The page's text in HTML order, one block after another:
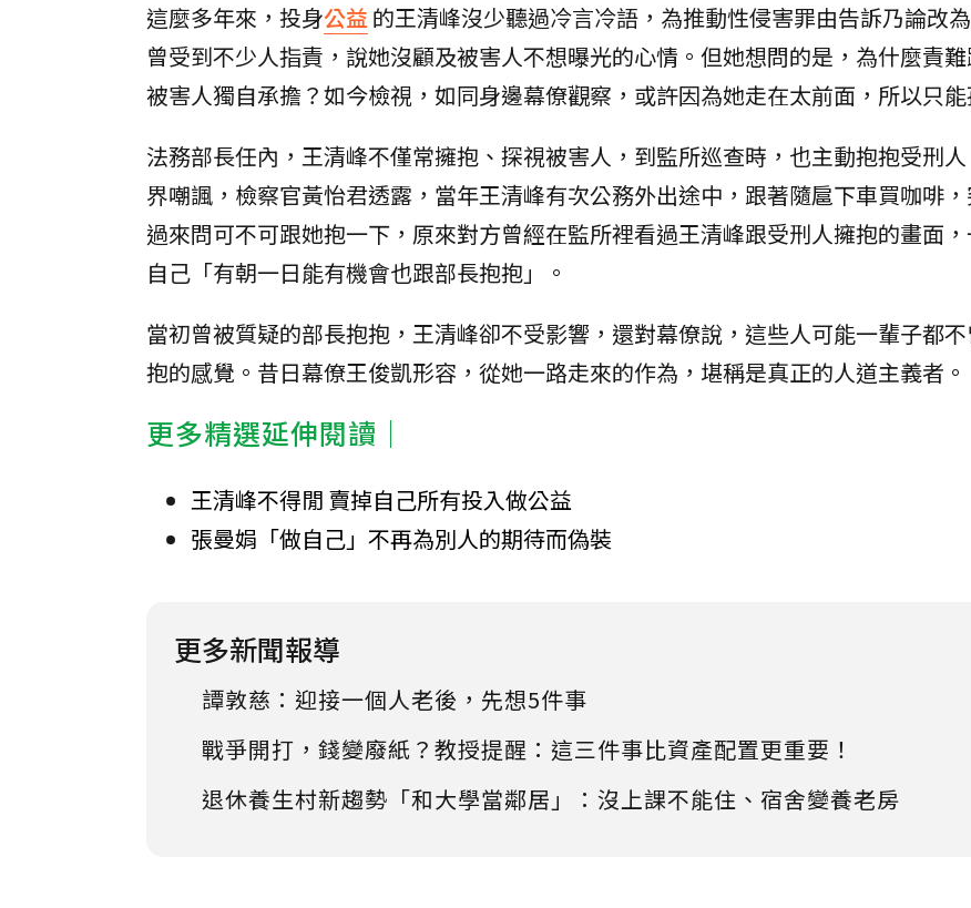
這麼多年來，投身公益 的王清峰沒少聽過冷言冷語，為推動性侵害罪由告訴乃論改
曾受到不少人指責，說她沒顧及被害人不想曝光的心情。但她想問的是，為什麼責
被害人獨自承擔？如今檢視，如同身邊幕僚觀察，或許因為她走在太前面，所以只能
法務部長任內，王清峰不僅常擁抱、探視被害人，到監所巡查時，也主動抱抱受刑
界嘲諷，檢察官黃怡君透露，當年王清峰有次公務外出途中，跟著隨扈下車買咖啡
過來問可不可跟她抱一下，原來對方曾經在監所裡看過王清峰跟受刑人擁抱的畫面
自己「有朝一日能有機會也跟部長抱抱」。
當初曾被質疑的部長抱抱，王清峰卻不受影響，還對幕僚說，這些人可能一輩子都
抱的感覺。昔日幕僚王俊凱形容，從她一路走來的作為，堪稱是真正的人道主義者。
更多精選延伸閱讀｜
王清峰不得閒 賣掉自己所有投入做公益
張曼娟「做自己」不再為別人的期待而偽裝
更多新聞報導
譚敦慈：迎接一個人老後，先想5件事
戰爭開打，錢變廢紙？教授提醒：這三件事比資產配置更重要！
退休養生村新趨勢「和大學當鄰居」：沒上課不能住、宿舍變養老房